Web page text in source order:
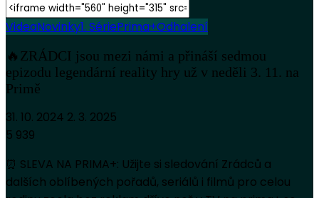
VideaNovinky1. SériePrima+Odhalení
🔥ZRÁDCI jsou mezi námi a přináší sedmou
epizodu legendární reality hry už v neděli 3. 11. na
Primě
31. 10. 2024 2. 3. 2025
5 939
⏰ SLEVA NA PRIMA+: Užijte si sledování Zrádců a
dalších oblíbených pořadů, seriálů i filmů pro celou